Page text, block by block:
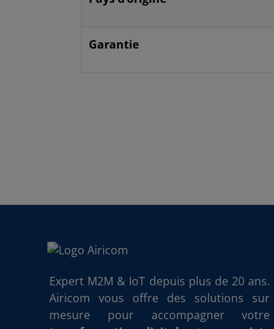
Garantie
Expert M2M & IoT depuis plus de 20 ans.
Airicom vous offre des solutions sur
mesure pour accompagner votre